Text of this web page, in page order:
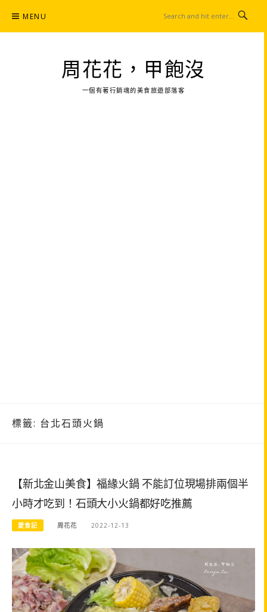
content
MENU
周花花，甲飽沒
一個有著行銷魂的美食旅遊部落客
標籤: 台北石頭火鍋
【新北金山美食】福緣火鍋 不能訂位現場排兩個半
小時才吃到！石頭大小火鍋都好吃推薦
愛食記 周花花 2022-12-13